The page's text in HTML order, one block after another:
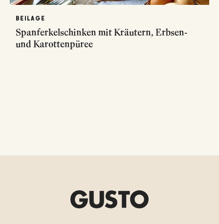
BEILAGE
Spanferkelschinken mit Kräutern, Erbsen-
und Karottenpüree